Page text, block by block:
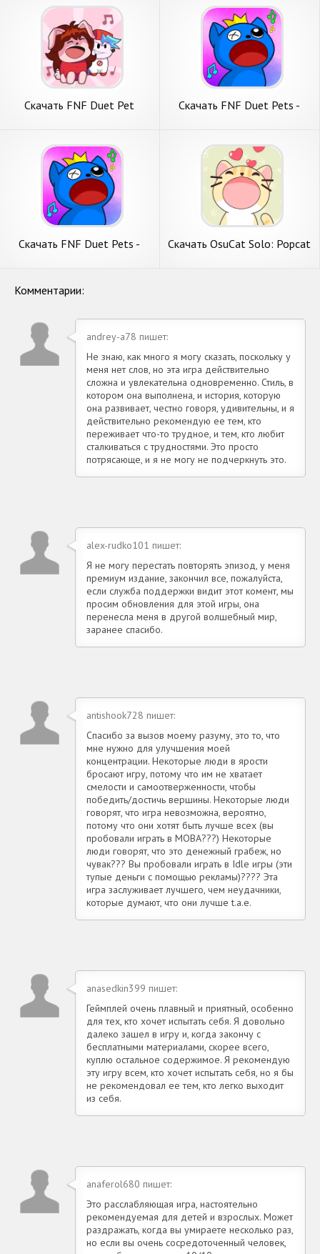
Скачать FNF Duet Pet
Скачать FNF Duet Pets -
на Андроид
Скачать FNF Duet Pets -
Скачать OsuCat Solo: Popcat
Комментарии:
andrey-a78 пишет:
Не знаю, как много я могу сказать, поскольку у
меня нет слов, но эта игра действительно
сложна и увлекательна одновременно. Стиль, в
котором она выполнена, и история, которую
она развивает, честно говоря, удивительны, и я
действительно рекомендую ее тем, кто
переживает что-то трудное, и тем, кто любит
сталкиваться с трудностями. Это просто
потрясающе, и я не могу не подчеркнуть это.
alex-rudko101 пишет:
Я не могу перестать повторять эпизод, у меня
премиум издание, закончил все, пожалуйста,
если служба поддержки видит этот комент, мы
просим обновления для этой игры, она
перенесла меня в другой волшебный мир,
заранее спасибо.
antishook728 пишет:
Спасибо за вызов моему разуму, это то, что
мне нужно для улучшения моей
концентрации. Некоторые люди в ярости
бросают игру, потому что им не хватает
смелости и самоотверженности, чтобы
победить/достичь вершины. Некоторые люди
говорят, что игра невозможна, вероятно,
потому что они хотят быть лучше всех (вы
пробовали играть в MOBA???) Некоторые
люди говорят, что это денежный грабеж, но
чувак??? Вы пробовали играть в Idle игры (эти
тупые деньги с помощью рекламы)???? Эта
игра заслуживает лучшего, чем неудачники,
которые думают, что они лучше t.a.e.
anasedkin399 пишет:
Геймплей очень плавный и приятный, особенно
для тех, кто хочет испытать себя. Я довольно
далеко зашел в игру и, когда закончу с
бесплатными материалами, скорее всего,
куплю остальное содержимое. Я рекомендую
эту игру всем, кто хочет испытать себя, но я бы
не рекомендовал ее тем, кто легко выходит
из себя.
anaferol680 пишет:
Это расслабляющая игра, настоятельно
рекомендуемая для детей и взрослых. Может
раздражать, когда вы умираете несколько раз,
но если вы очень сосредоточенный человек,